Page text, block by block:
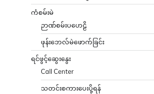
ကံစမ်းမဲ
ဉာဏ်စမ်းပဟေဠိ
ဖုန်းဘေလ်မဲဖောက်ခြင်း
ရင်ဖွင့်ဆွေးနွေး
Call Center
သတင်းစကားပေးပို့ရန်